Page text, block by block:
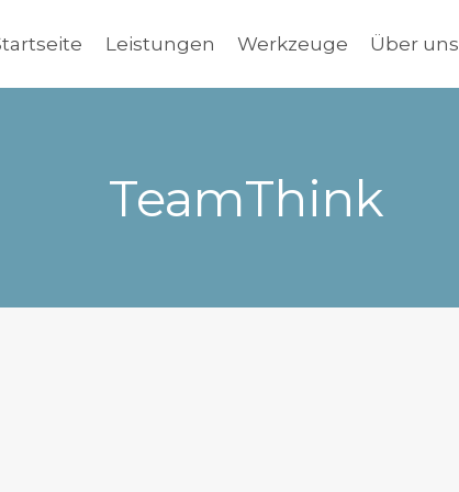
Leistungen Werkzeuge Über uns
TeamThink